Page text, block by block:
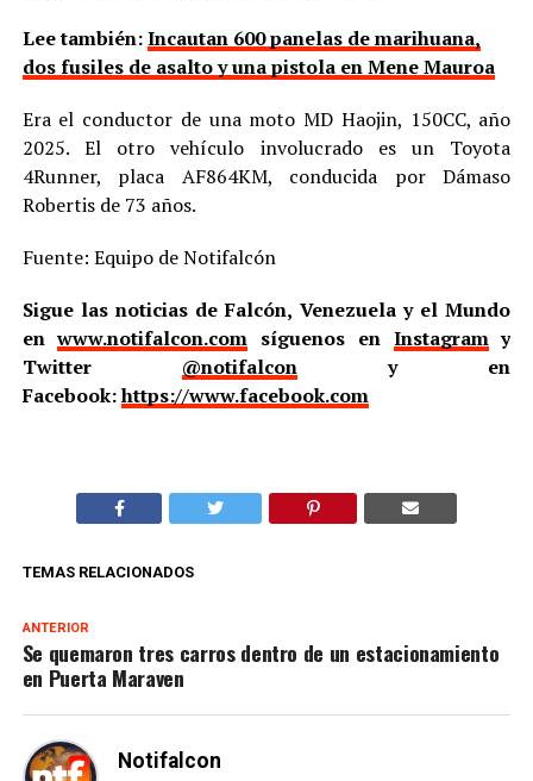
Lee también:Incautan 600 panelas de marihuana,
dos fusiles de asalto y una pistola en Mene Mauroa
Era el conductor de una moto MD Haojin, 150CC, año
2025. El otro vehículo involucrado es un Toyota
4Runner, placa AF864KM, conducida por Dámaso
Robertis de 73 años.
Fuente: Equipo de Notifalcón
Sigue las noticias de Falcón, Venezuela y el Mundo
enwww.notifalcon.com síguenos en Instagramy
Twitter @notifalcony en
Facebook:https://www.facebook.com
TEMAS RELACIONADOS
ANTERIOR
Se quemaron tres carros dentro de un estacionamiento
en Puerta Maraven
Notifalcon